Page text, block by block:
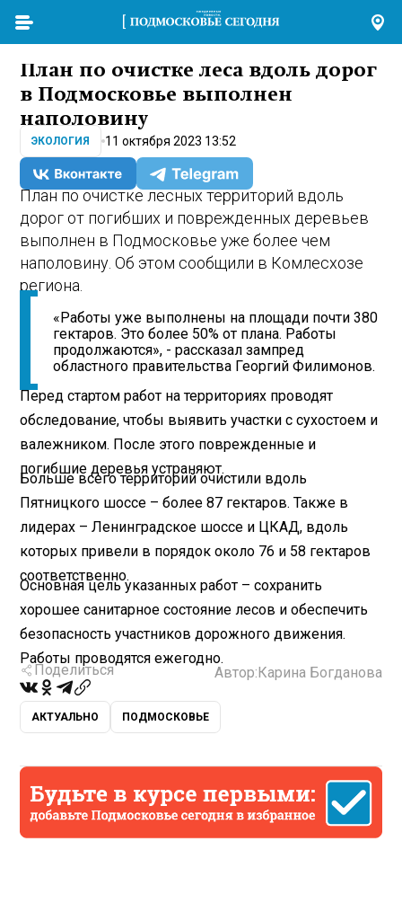
План по очистке леса вдоль дорог
в Подмосковье выполнен
наполовину
ЭКОЛОГИЯ 11 октября 2023 13:52
План по очистке лесных территорий вдоль
дорог от погибших и поврежденных деревьев
выполнен в Подмосковье уже более чем
наполовину. Об этом сообщили в Комлесхозе
региона.
«Работы уже выполнены на площади почти 380
гектаров. Это более 50% от плана. Работы
продолжаются», - рассказал зампред
областного правительства Георгий Филимонов.
Перед стартом работ на территориях проводят
обследование, чтобы выявить участки с сухостоем и
валежником. После этого поврежденные и
погибшие деревья устраняют.
Больше всего территорий очистили вдоль
Пятницкого шоссе – более 87 гектаров. Также в
лидерах – Ленинградское шоссе и ЦКАД, вдоль
которых привели в порядок около 76 и 58 гектаров
соответственно.
Основная цель указанных работ – сохранить
хорошее санитарное состояние лесов и обеспечить
безопасность участников дорожного движения.
Работы проводятся ежегодно.
Поделиться Автор: Карина Богданова
АКТУАЛЬНО ПОДМОСКОВЬЕ